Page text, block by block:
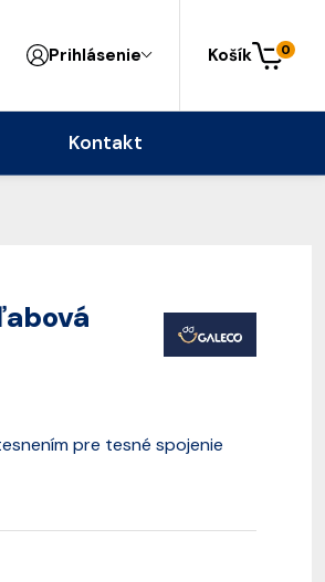
Prihlásenie Košík 0
Kontakt
pre tesné spojenie